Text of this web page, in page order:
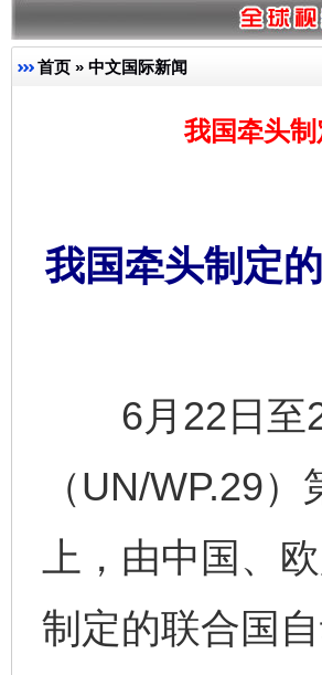
首页 » 中文国际新闻
我国牵头
我国牵头制定
6月22日至
（UN/WP.29
上，由中国、
制定的联合国